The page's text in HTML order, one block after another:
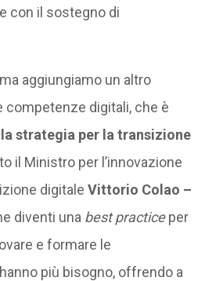
con il sostegno di
aggiungiamo un altro
competenze digitali, che è
strategia per la transizione
il Ministro per l’innovazione
digitale Vittorio Colao –
diventi una best practiceper
e formare le
più bisogno, offrendo a